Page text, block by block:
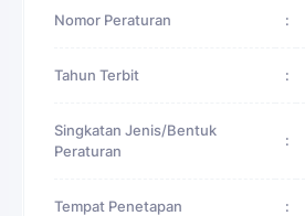
Nomor Peraturan :
Tahun Terbit :
Singkatan Jenis/Bentuk
Peraturan
:
Tempat Penetapan :